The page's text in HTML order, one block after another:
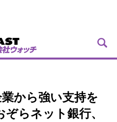
から強い支持を
らネット銀行、